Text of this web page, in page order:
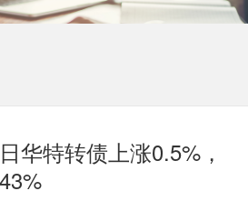
华特转债上涨0.5%，